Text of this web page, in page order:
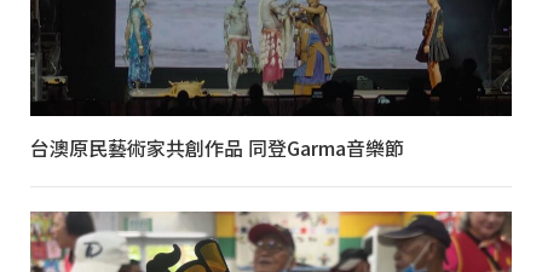
台澳原民藝術家共創作品 同登Garma音樂節